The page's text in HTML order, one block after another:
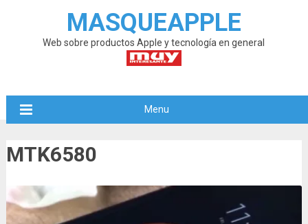
MASQUEAPPLE
Web sobre productos Apple y tecnología en general
Menu
MTK6580